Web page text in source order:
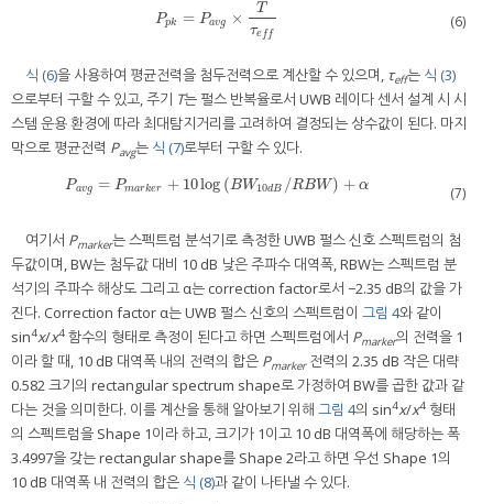
Ppk = Pavg ×
T
τeff
Ppk= Pavg ×T τef (6)
식 (6)을 사용하여 평균전력을 첨두전력으로 계산할 수 있으며, τeff는 식 (3)
으로부터 구할 수 있고, 주기 T는 펄스 반복율로서 UWB 레이다 센서 설계 시 시
스템 운용 환경에 따라 최대탐지거리를 고려하여 결정되는 상수값이 된다. 마지
막으로 평균전력 Pavg는 식 (7)로부터 구할 수 있다.
Pavg = Pmarker + 10log (BW10dB /RBW ) + α
Pa vg=Pmar ker+10log(BW10dB /RBW)+α (7)
여기서 Pmarker는 스펙트럼 분석기로 측정한 UWB 펄스 신호 스펙트럼의 첨
두값이며, BW는 첨두값 대비 10 dB 낮은 주파수 대역폭, RBW는 스펙트럼 분
석기의 주파수 해상도 그리고 α는 correction factor로서 −2.35 dB의 값을 가
진다. Correction factor α는 UWB 펄스 신호의 스펙트럼이 그림 4와 같이
sin4x/x4 함수의 형태로 측정이 된다고 하면 스펙트럼에서 Pmarker의 전력을 1
이라 할 때, 10 dB 대역폭 내의 전력의 합은 Pmarker전력의 2.35 dB 작은 대략
0.582 크기의 rectangular spectrum shape로 가정하여 BW를 곱한 값과 같
다는 것을 의미한다. 이를 계산을 통해 알아보기 위해 그림 4의 sin4x/x4 형태
의 스펙트럼을 Shape 1이라 하고, 크기가 1이고 10 dB 대역폭에 해당하는 폭
3.4997을 갖는 rectangular shape를 Shape 2라고 하면 우선 Shape 1의
10 dB 대역폭 내 전력의 합은 식 (8)과 같이 나타낼 수 있다.